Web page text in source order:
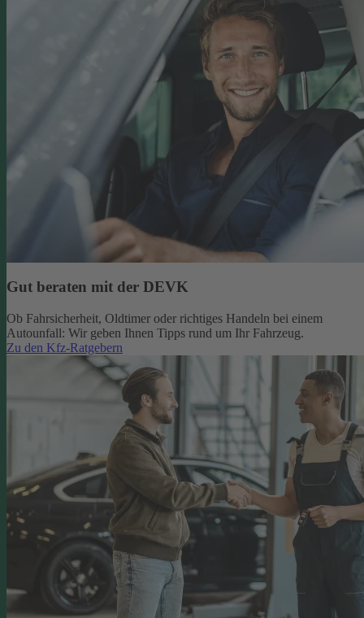
Gut beraten mit der DEVK
Ob Fahrsicherheit, Oldtimer oder richtiges Handeln bei einem
Autounfall: Wir geben Ihnen Tipps rund um Ihr Fahrzeug.
Zu den Kfz-Ratgebern